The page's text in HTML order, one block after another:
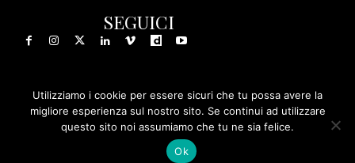
SEGUICI
© 1999 - 2025 Storia in Rete Srl - Tutti i diritti riservati - P.
IVA 08570971005
Utilizziamo i cookie per essere sicuri che tu possa avere la
migliore esperienza sul nostro sito. Se continui ad utilizzare
questo sito noi assumiamo che tu ne sia felice.
Ok